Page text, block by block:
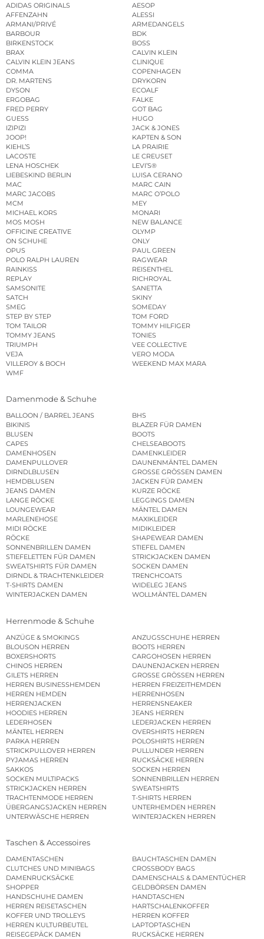
ADIDAS ORIGINALS
AESOP
AFFENZAHN
ALESSI
ARMANI/PRIVÉ
ARMEDANGELS
BARBOUR
BDK
BIRKENSTOCK
BOSS
BRAX
CALVIN KLEIN
CALVIN KLEIN JEANS
CLINIQUE
COMMA
COPENHAGEN
DR. MARTENS
DRYKORN
DYSON
ECOALF
ERGOBAG
FALKE
FRED PERRY
GOT BAG
GUESS
HUGO
IZIPIZI
JACK & JONES
JOOP!
KAPTEN & SON
KIEHL’S
LA PRAIRIE
LACOSTE
LE CREUSET
LENA HOSCHEK
LEVI’S®
LIEBESKIND BERLIN
LUISA CERANO
MAC
MARC CAIN
MARC JACOBS
MARC O’POLO
MCM
MEY
MICHAEL KORS
MONARI
MOS MOSH
NEW BALANCE
OFFICINE CREATIVE
OLYMP
ON SCHUHE
ONLY
OPUS
PAUL GREEN
POLO RALPH LAUREN
RAGWEAR
RAINKISS
REISENTHEL
REPLAY
RICHROYAL
SAMSONITE
SANETTA
SATCH
SKINY
SMEG
SOMEDAY
STEP BY STEP
TOM FORD
TOM TAILOR
TOMMY HILFIGER
TOMMY JEANS
TONIES
TRIUMPH
VEE COLLECTIVE
VEJA
VERO MODA
VILLEROY & BOCH
WEEKEND MAX MARA
WMF
Damenmode & Schuhe
BALLOON / BARREL JEANS
BHS
BIKINIS
BLAZER FÜR DAMEN
BLUSEN
BOOTS
CAPES
CHELSEABOOTS
DAMENHOSEN
DAMENKLEIDER
DAMENPULLOVER
DAUNENMÄNTEL DAMEN
DIRNDLBLUSEN
GROSSE GRÖSSEN DAMEN
HEMDBLUSEN
JACKEN FÜR DAMEN
JEANS DAMEN
KURZE RÖCKE
LANGE RÖCKE
LEGGINGS DAMEN
LOUNGEWEAR
MÄNTEL DAMEN
MARLENEHOSE
MAXIKLEIDER
MIDI RÖCKE
MIDIKLEIDER
RÖCKE
SHAPEWEAR DAMEN
SONNENBRILLEN DAMEN
STIEFEL DAMEN
STIEFELETTEN FÜR DAMEN
STRICKJACKEN DAMEN
SWEATSHIRTS FÜR DAMEN
SOCKEN DAMEN
DIRNDL & TRACHTENKLEIDER
TRENCHCOATS
T-SHIRTS DAMEN
WIDELEG JEANS
WINTERJACKEN DAMEN
WOLLMÄNTEL DAMEN
Herrenmode & Schuhe
ANZÜGE & SMOKINGS
ANZUGSSCHUHE HERREN
BLOUSON HERREN
BOOTS HERREN
BOXERSHORTS
CARGOHOSEN HERREN
CHINOS HERREN
DAUNENJACKEN HERREN
GILETS HERREN
GROSSE GRÖSSEN HERREN
HERREN BUSINESSHEMDEN
HERREN FREIZEITHEMDEN
HERREN HEMDEN
HERRENHOSEN
HERRENJACKEN
HERRENSNEAKER
HOODIES HERREN
JEANS HERREN
LEDERHOSEN
LEDERJACKEN HERREN
MÄNTEL HERREN
OVERSHIRTS HERREN
PARKA HERREN
POLOSHIRTS HERREN
STRICKPULLOVER HERREN
PULLUNDER HERREN
PYJAMAS HERREN
RUCKSÄCKE HERREN
SAKKOS
SOCKEN HERREN
SOCKEN MULTIPACKS
SONNENBRILLEN HERREN
STRICKJACKEN HERREN
SWEATSHIRTS
TRACHTENMODE HERREN
T-SHIRTS HERREN
ÜBERGANGSJACKEN HERREN
UNTERHEMDEN HERREN
UNTERWÄSCHE HERREN
WINTERJACKEN HERREN
Taschen & Accessoires
DAMENTASCHEN
BAUCHTASCHEN DAMEN
CLUTCHES UND MINIBAGS
CROSSBODY BAGS
DAMENRUCKSÄCKE
DAMENSCHALS & DAMENTÜCHER
SHOPPER
GELDBÖRSEN DAMEN
HANDSCHUHE DAMEN
HANDTASCHEN
HERREN REISETASCHEN
HARTSCHALENKOFFER
KOFFER UND TROLLEYS
HERREN KOFFER
HERREN KULTURBEUTEL
LAPTOPTASCHEN
REISEGEPÄCK DAMEN
RUCKSÄCKE HERREN